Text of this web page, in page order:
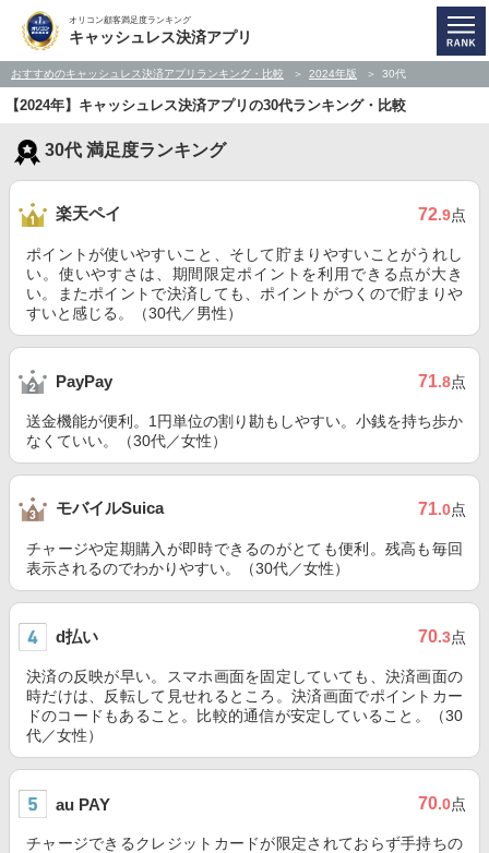
オリコン顧客満足度ランキング
キャッシュレス決済アプリ
おすすめのキャッシュレス決済アプリランキング・比較 2024年版 30代
【2024年】キャッシュレス決済アプリの30代ランキング・比較
30代 満足度ランキング
楽天ペイ 72.9点
ポイントが使いやすいこと、そして貯まりやすいことがうれし
い。使いやすさは、期間限定ポイントを利用できる点が大き
い。またポイントで決済しても、ポイントがつくので貯まりや
すいと感じる。（30代／男性）
PayPay 71.8点
送金機能が便利。1円単位の割り勘もしやすい。小銭を持ち歩か
なくていい。（30代／女性）
モバイルSuica 71.0点
チャージや定期購入が即時できるのがとても便利。残高も毎回
表示されるのでわかりやすい。（30代／女性）
d払い 70.3点
決済の反映が早い。スマホ画面を固定していても、決済画面の
時だけは、反転して見せれるところ。決済画面でポイントカー
ドのコードもあること。比較的通信が安定していること。（30
代／女性）
au PAY 70.0点
チャージできるクレジットカードが限定されておらず手持ちの